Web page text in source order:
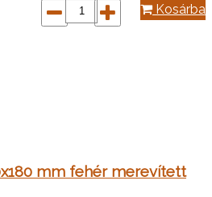
Kosárba
mm fehér merevített